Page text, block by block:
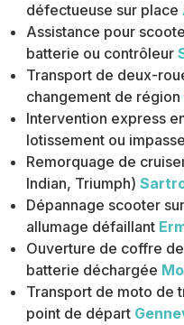
défectueuse sur place
Assistance pour
batterie ou contrôleur
Transport de deux-
changement de région
Intervention express
lotissement ou impasse
Remorquage de
Indian, Triumph)
Dépannage scooter
allumage défaillant
Ouverture de coffre
batterie déchargée
Transport de moto de
point de départ